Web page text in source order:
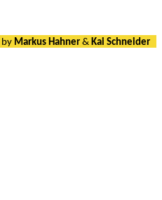
by Markus Hahner & Kai Schneider